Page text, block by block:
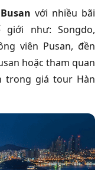
với nhiều bãi
như: Songdo,
viên Pusan, đền
hoặc tham quan
trong giá tour Hàn